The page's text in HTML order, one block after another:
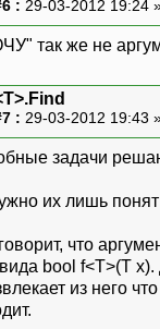
: 29-03-2012 19:24
так же не
: 29-03-2012 19:43
задачи
их лишь
что
bool f<T>(T
из него